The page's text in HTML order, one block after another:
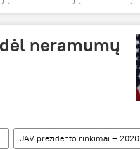
neramumų
JAV prezidento rinkimai — 2020